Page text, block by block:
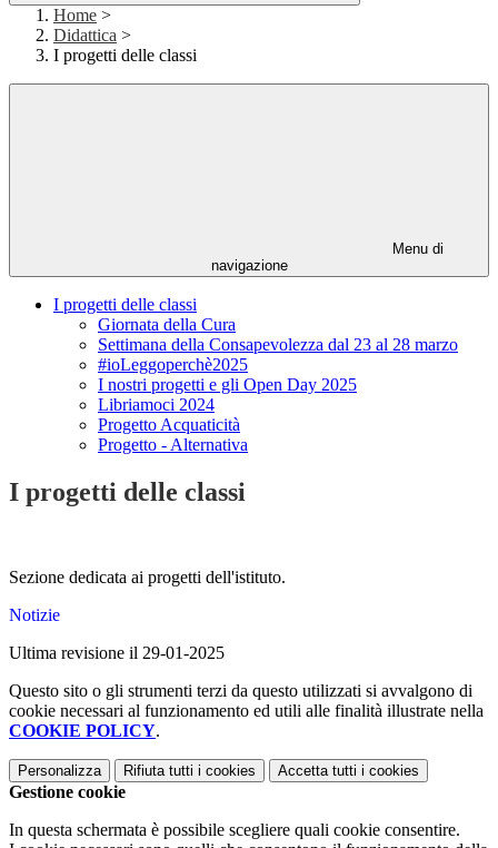
Home >
Didattica >
I progetti delle classi
Menu di
navigazione
I progetti delle classi
Giornata della Cura
Settimana della Consapevolezza dal 23 al 28 marzo
#ioLeggoperchè2025
I nostri progetti e gli Open Day 2025
Libriamoci 2024
Progetto Acquaticità
Progetto - Alternativa
I progetti delle classi
Sezione dedicata ai progetti dell'istituto.
Notizie
Ultima revisione il 29-01-2025
Questo sito o gli strumenti terzi da questo utilizzati si avvalgono di
cookie necessari al funzionamento ed utili alle finalità illustrate nella
COOKIE POLICY.
Personalizza Rifiuta tutti i cookies Accetta tutti i cookies
Gestione cookie
In questa schermata è possibile scegliere quali cookie consentire.